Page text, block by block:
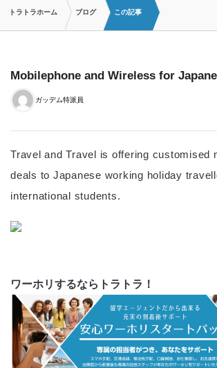
トラトラホーム ブログ この記事
Mobilephone and Wireless for
ガッデム特派員
Travel and Travel is offering customised
deals to Japanese working holiday
international students.
ワーホリするならトラトラ！